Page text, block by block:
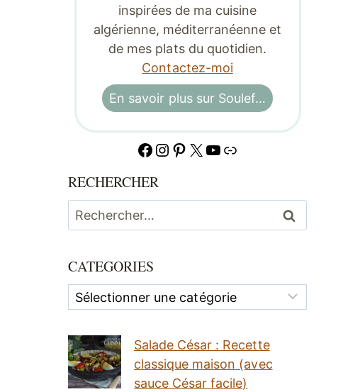
inspirées de ma cuisine
algérienne, méditerranéenne et
de mes plats du quotidien.
Contactez-moi
En savoir plus sur Soulef…
Facebook
Instagram
Pinterest
X YouTube
Lien
RECHERCHER
Rechercher :
CATEGORIES
Categories
Salade César : Recette
classique maison (avec
sauce César facile)